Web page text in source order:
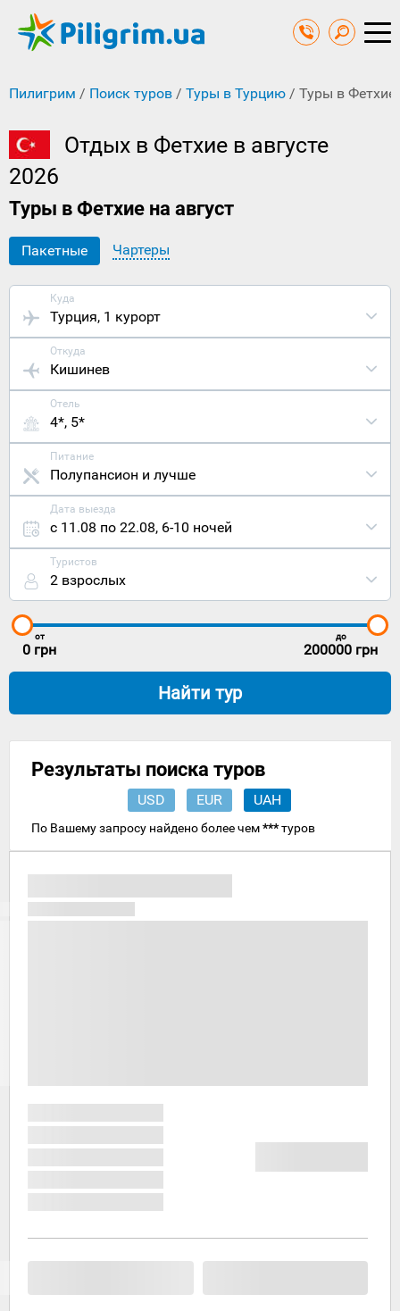
Пилигрим / Поиск туров / Туры в Турцию / Туры в Фетхие
Отдых в Фетхие в августе
2026
Туры в Фетхие на август
Пакетные Чартеры
Куда
Турция, 1 курорт
Откуда
Кишинев
Отель
4*, 5*
Питание
Полупансион и лучше
Дата выезда
с 11.08 по 22.08, 6-10 ночей
Туристов
2 взрослых
от
0 грн
до
200000 грн
Найти тур
Результаты поиска туров
USD EUR UAH
По Вашему запросу найдено более чем***туров